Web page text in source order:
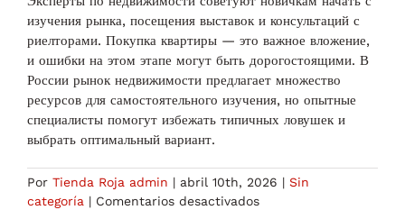
изучения рынка, посещения выставок и консультаций с
риелторами. Покупка квартиры — это важное вложение,
и ошибки на этом этапе могут быть дорогостоящими. В
России рынок недвижимости предлагает множество
ресурсов для самостоятельного изучения, но опытные
специалисты помогут избежать типичных ловушек и
выбрать оптимальный вариант.
Por Tienda Roja admin | abril 10th, 2026 | Sin
categoría | Comentarios desactivadosen